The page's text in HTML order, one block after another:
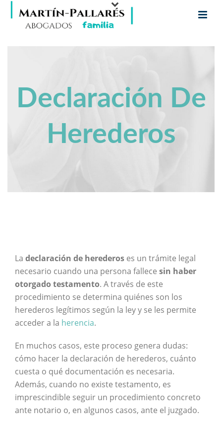
Declaración De
Herederos
La declaración de herederos es un trámite legal
necesario cuando una persona fallece sin haber
otorgado testamento. A través de este
procedimiento se determina quiénes son los
herederos legítimos según la ley y se les permite
acceder a la herencia.
En muchos casos, este proceso genera dudas:
cómo hacer la declaración de herederos, cuánto
cuesta o qué documentación es necesaria.
Además, cuando no existe testamento, es
imprescindible seguir un procedimiento concreto
ante notario o, en algunos casos, ante el juzgado.